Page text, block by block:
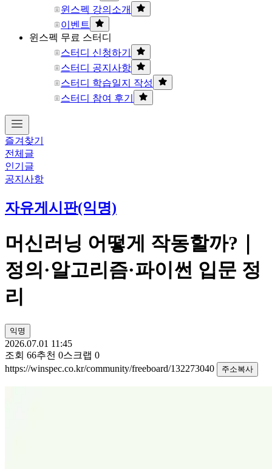
윈스펙 강의소개
이벤트
윈스펙 무료 스터디
스터디 신청하기
스터디 공지사항
스터디 학습일지 작성
스터디 참여 후기
즐겨찾기
전체글
인기글
공지사항
자유게시판(익명)
머신러닝 어떻게 작동할까?｜
정의·알고리즘·파이썬 입문 정
리
익명
2026.07.01 11:45
조회 66추천 0스크랩 0
https://winspec.co.kr/community/freeboard/132273040
주소복사